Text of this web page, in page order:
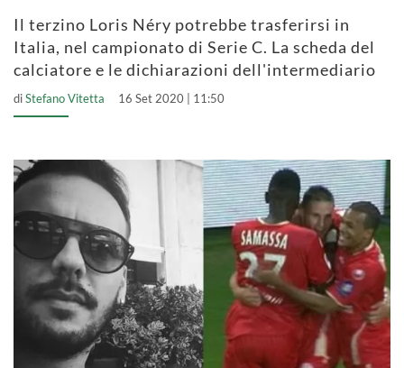
Il terzino Loris Néry potrebbe trasferirsi in
Italia, nel campionato di Serie C. La scheda del
calciatore e le dichiarazioni dell'intermediario
diStefano Vitetta 16 Set 2020 | 11:50